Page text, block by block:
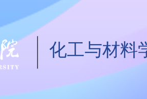
化工与材料